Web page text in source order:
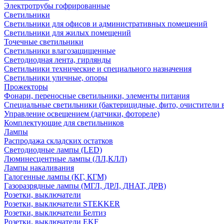
Электротрубы гофрированные
Светильники
Светильники для офисов и административных помещений
Светильники для жилых помещений
Точечные светильники
Светильники влагозащищенные
Светодиодная лента, гирлянды
Светильники технические и специального назначения
Светильники уличные, опоры
Прожекторы
Фонари, переносные светильники, элементы питания
Специальные светильники (бактерицидные, фито, очистители
Управление освещением (датчики, фотореле)
Комплектующие для светильников
Лампы
Распродажа складских остатков
Светодиодные лампы (LED)
Люминесцентные лампы (ЛЛ,КЛЛ)
Лампы накаливания
Галогенные лампы (КГ, КГМ)
Газоразрядные лампы (МГЛ, ДРЛ, ДНАТ, ДРВ)
Розетки, выключатели
Розетки, выключатели STEKKER
Розетки, выключатели Белтиз
Розетки, выключатели EKF